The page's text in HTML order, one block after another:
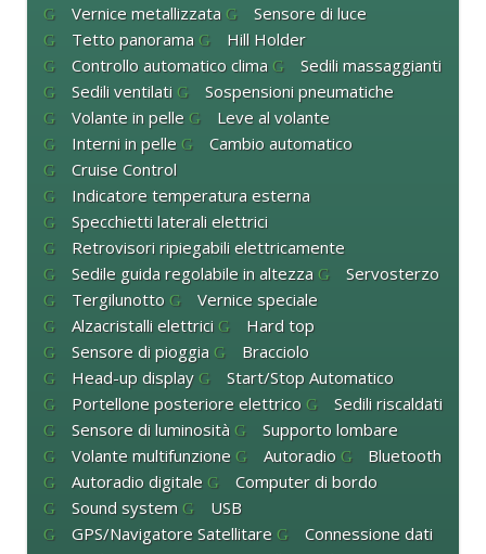
Vernice metallizzata
Sensore di luce
Tetto panorama
Hill Holder
Controllo automatico clima
Sedili massaggianti
Sedili ventilati
Sospensioni pneumatiche
Volante in pelle
Leve al volante
Interni in pelle
Cambio automatico
Cruise Control
Indicatore temperatura esterna
Specchietti laterali elettrici
Retrovisori ripiegabili elettricamente
Sedile guida regolabile in altezza
Servosterzo
Tergilunotto
Vernice speciale
Alzacristalli elettrici
Hard top
Sensore di pioggia
Bracciolo
Head-up display
Start/Stop Automatico
Portellone posteriore elettrico
Sedili riscaldati
Sensore di luminosità
Supporto lombare
Volante multifunzione
Autoradio
Bluetooth
Autoradio digitale
Computer di bordo
Sound system
USB
GPS/Navigatore Satellitare
Connessione dati